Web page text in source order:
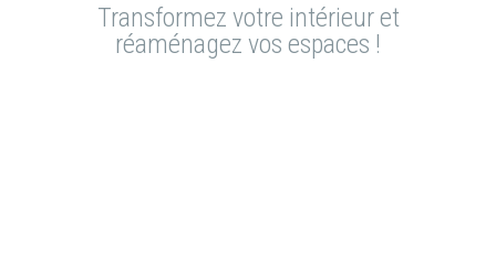
Transformez votre intérieur et
réaménagez vos espaces !